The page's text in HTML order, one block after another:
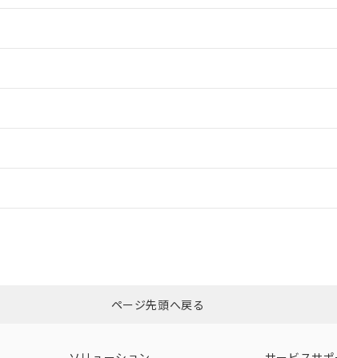
ダウンロードはこちら
（日本
（アメリカ
ページ先頭へ戻る